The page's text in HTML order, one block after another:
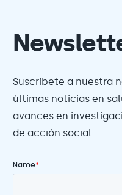
Suscríbete a nuestra
últimas noticias en
avances en
de acción social.